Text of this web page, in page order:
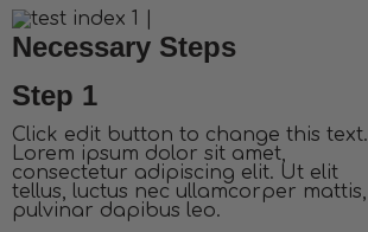
Necessary Steps
Step 1
Click edit button to change this text.
Lorem ipsum dolor sit amet,
consectetur adipiscing elit. Ut elit
tellus, luctus nec ullamcorper mattis,
pulvinar dapibus leo.